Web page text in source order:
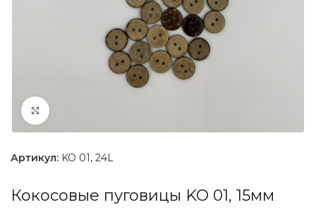
Артикул: KO 01, 24L
Кокосовые пуговицы KO 01, 15мм